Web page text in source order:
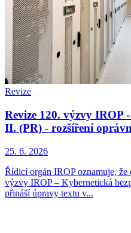
Revize
Revize 120. výzvy IROP
II. (PR) - rozšíření
25. 6. 2026
Řídicí orgán IROP oznamuje, že
výzvy IROP – Kybernetická
přináší úpravy textu v...